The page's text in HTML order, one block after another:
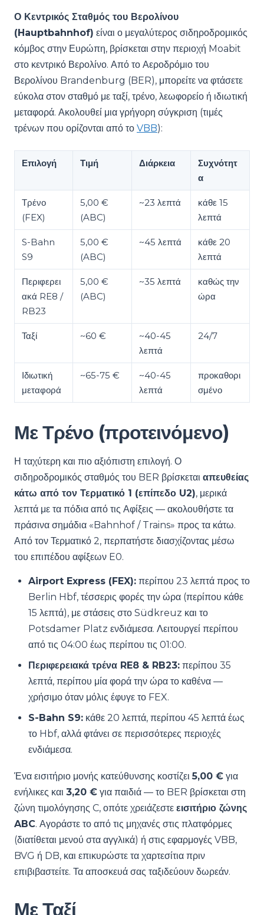
Ο Κεντρικός Σταθμός του Βερολίνου
(Hauptbahnhof) είναι ο μεγαλύτερος σιδηροδρομικός
κόμβος στην Ευρώπη, βρίσκεται στην περιοχή Moabit
στο κεντρικό Βερολίνο. Από το Αεροδρόμιο του
Βερολίνου Brandenburg (BER), μπορείτε να φτάσετε
εύκολα στον σταθμό με ταξί, τρένο, λεωφορείο ή ιδιωτική
μεταφορά. Ακολουθεί μια γρήγορη σύγκριση (τιμές
τρένων που ορίζονται από το VBB):
Επιλογή Τιμή Διάρκεια
Συχνότητ
α
Τρένο
(FEX)
5,00 €
(ABC)
~23 λεπτά
κάθε 15
λεπτά
S-Bahn
S9
5,00 €
(ABC)
~45 λεπτά
κάθε 20
λεπτά
Περιφερει
ακά RE8 /
RB23
5,00 €
(ABC)
~35 λεπτά
καθώς την
ώρα
Ταξί ~60 €
~40-45
λεπτά
24/7
Ιδιωτική
μεταφορά
~65-75 €
~40-45
λεπτά
προκαθορι
σμένο
Με Τρένο (προτεινόμενο)
Η ταχύτερη και πιο αξιόπιστη επιλογή. Ο
σιδηροδρομικός σταθμός του BER βρίσκεται απευθείας
κάτω από τον Τερματικό 1 (επίπεδο U2), μερικά
λεπτά με τα πόδια από τις Αφίξεις — ακολουθήστε τα
πράσινα σημάδια «Bahnhof / Trains» προς τα κάτω.
Από τον Τερματικό 2, περπατήστε διασχίζοντας μέσω
του επιπέδου αφίξεων E0.
Airport Express (FEX): περίπου 23 λεπτά προς το
Berlin Hbf, τέσσερις φορές την ώρα (περίπου κάθε
15 λεπτά), με στάσεις στο Südkreuz και το
Potsdamer Platz ενδιάμεσα. Λειτουργεί περίπου
από τις 04:00 έως περίπου τις 01:00.
Περιφερειακά τρένα RE8 & RB23: περίπου 35
λεπτά, περίπου μία φορά την ώρα το καθένα —
χρήσιμο όταν μόλις έφυγε το FEX.
S-Bahn S9: κάθε 20 λεπτά, περίπου 45 λεπτά έως
το Hbf, αλλά φτάνει σε περισσότερες περιοχές
ενδιάμεσα.
Ένα εισιτήριο μονής κατεύθυνσης κοστίζει5,00 € για
ενήλικες και 3,20 € για παιδιά — το BER βρίσκεται στη
ζώνη τιμολόγησης C, οπότε χρειάζεστε εισιτήριο ζώνης
ABC. Αγοράστε το από τις μηχανές στις πλατφόρμες
(διατίθεται μενού στα αγγλικά) ή στις εφαρμογές VBB,
BVG ή DB, και επικυρώστε τα χαρτεσίτια πριν
επιβιβαστείτε. Τα αποσκευά σας ταξιδεύουν δωρεάν.
Με Ταξί